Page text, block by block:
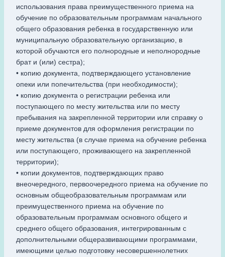
использования права преимущественного приема на
обучение по образовательным программам начального
общего образования ребенка в государственную или
муниципальную образовательную организацию, в
которой обучаются его полнородные и неполнородные
брат и (или) сестра);
• копию документа, подтверждающего установление
опеки или попечительства (при необходимости);
• копию документа о регистрации ребенка или
поступающего по месту жительства или по месту
пребывания на закрепленной территории или справку о
приеме документов для оформления регистрации по
месту жительства (в случае приема на обучение ребенка
или поступающего, проживающего на закрепленной
территории);
• копии документов, подтверждающих право
внеочередного, первоочередного приема на обучение по
основным общеобразовательным программам или
преимущественного приема на обучение по
образовательным программам основного общего и
среднего общего образования, интегрированным с
дополнительными общеразвивающими программами,
имеющими целью подготовку несовершеннолетних